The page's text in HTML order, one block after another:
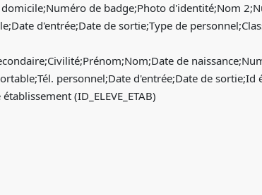
de badge;Photo d'identité;Nom
d'entrée;Date de sortie;Type de
de
personnel;Date d'entrée;Date de sortie;Id
(ID_ELEVE_ETAB)